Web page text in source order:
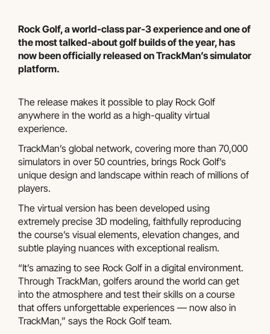
Rock Golf, a world-class par-3 experience and one of
the most talked-about golf builds of the year, has
now been officially released on TrackMan’s simulator
platform.
The release makes it possible to play Rock Golf
anywhere in the world as a high-quality virtual
experience.
TrackMan’s global network, covering more than 70,000
simulators in over 50 countries, brings Rock Golf’s
unique design and landscape within reach of millions of
players.
The virtual version has been developed using
extremely precise 3D modeling, faithfully reproducing
the course’s visual elements, elevation changes, and
subtle playing nuances with exceptional realism.
“It’s amazing to see Rock Golf in a digital environment.
Through TrackMan, golfers around the world can get
into the atmosphere and test their skills on a course
that offers unforgettable experiences — now also in
TrackMan,” says the Rock Golf team.